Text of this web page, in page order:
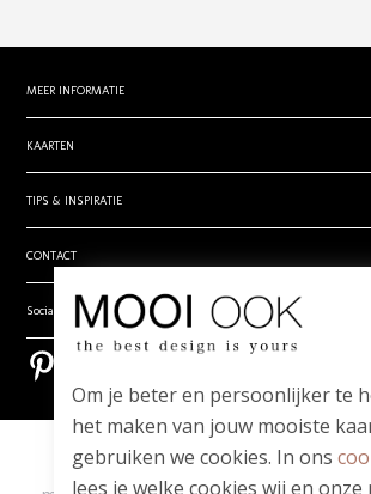
MEER INFORMATIE
Papiersoorten
Levertijden
Prijsoverzicht
Algemene voorwaarden
Privacy verklaring
KAARTEN
Geboortekaartjes
Trouwkaarten zelf ontwerpen
Rouwdrukwerk
Stilgeboren kindje
Bestel een papierwaaier
TIPS & INSPIRATIE
Hippe en unieke babynamen
- Babynamen jongens
- Babynamen meisjes
- Babynamen unisex
Bloei mij! Groeipapier tips!
Meest gestelde vragen
CONTACT
Wie zijn wij
Vragen? Mail ons! team@mooiook.nl
Zakelijk drukwerk
Contact
Social media
Copyright| Contact|
Om je beter en persoonlijker te
het maken van jouw mooiste
gebruiken we cookies. In ons
lees je welke cookies wij en